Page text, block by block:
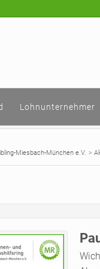
Lohnunternehmer
Miesbach-München e.V.